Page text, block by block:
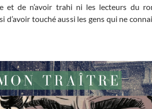
et de n’avoir trahi ni les lecteurs du
d’avoir touché aussi les gens qui ne